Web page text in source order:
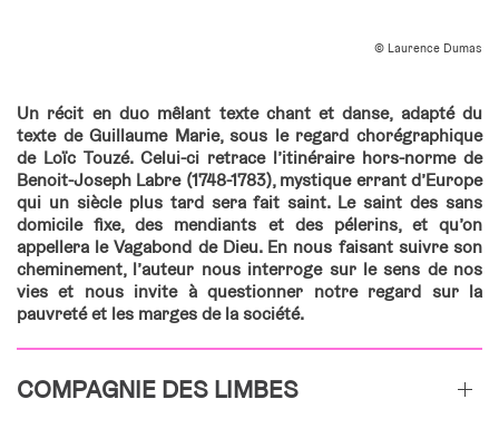
© Laurence Dumas
Un récit en duo mêlant texte chant et danse, adapté du
texte de Guillaume Marie, sous le regard chorégraphique
de Loïc Touzé. Celui-ci retrace l’itinéraire hors-norme de
Benoit-Joseph Labre (1748-1783), mystique errant d’Europe
qui un siècle plus tard sera fait saint. Le saint des sans
domicile fixe, des mendiants et des pélerins, et qu’on
appellera le Vagabond de Dieu. En nous faisant suivre son
cheminement, l’auteur nous interroge sur le sens de nos
vies et nous invite à questionner notre regard sur la
pauvreté et les marges de la société.
COMPAGNIE DES LIMBES